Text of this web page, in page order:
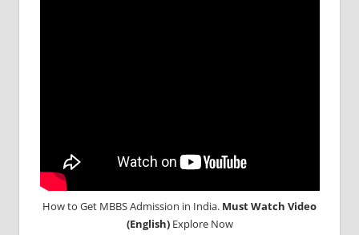
How to Get MBBS Admission in India. Must Watch Video
(English)Explore Now